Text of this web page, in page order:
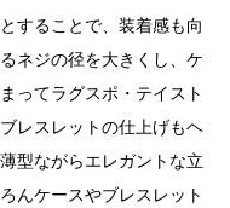
することで、装着感も向
ネジの径を大きくし、ケ
ってラグスポ・テイスト
レスレットの仕上げもヘ
型ながらエレガントな立
んケースやブレスレット